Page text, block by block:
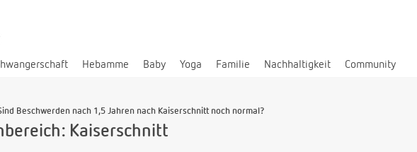
Hebamme Baby Yoga Familie Nachhaltigkeit Community
Beschwerden nach 1,5 Jahren nach Kaiserschnitt noch normal?
Kaiserschnitt